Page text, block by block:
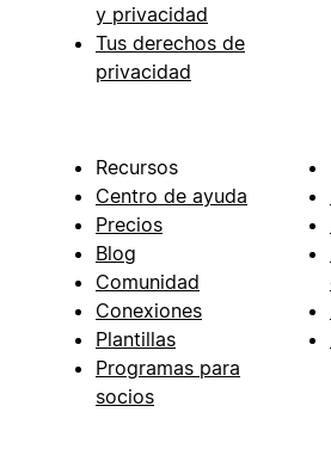
y privacidad
Tus derechos de
privacidad
Recursos
Centro de ayuda
Precios
Blog
Comunidad
Conexiones
Plantillas
Programas para
socios